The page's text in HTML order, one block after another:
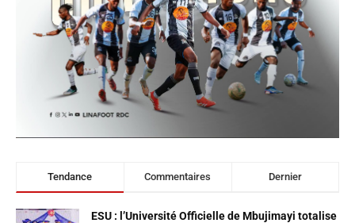
Tendance Commentaires Dernier
ESU : l’Université Officielle de Mbujimayi totalise